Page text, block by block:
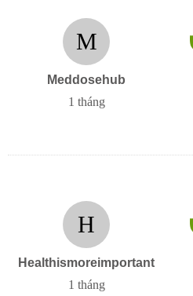
M
Meddosehub
1 tháng
H
Healthismoreimportant
1 tháng